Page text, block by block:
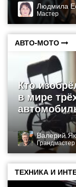
Людмила
Мастер
АВТО-МОТО
Кто
в мире
Валерий
Грандмастер
ТЕХНИКА И